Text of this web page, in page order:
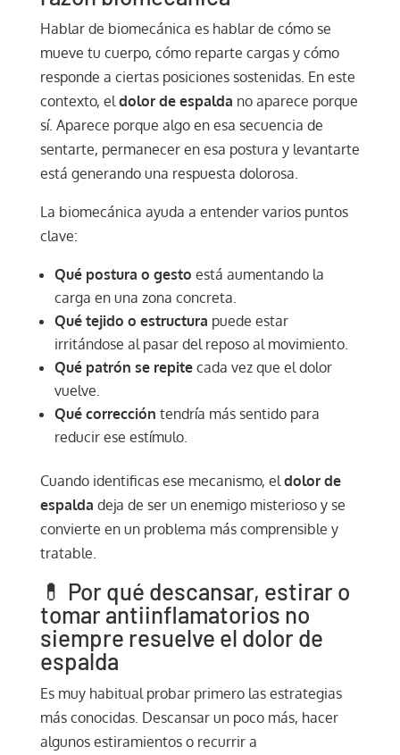
Hablar de biomecánica es hablar de cómo se
mueve tu cuerpo, cómo reparte cargas y cómo
responde a ciertas posiciones sostenidas. En este
contexto, el dolor de espalda no aparece porque
sí. Aparece porque algo en esa secuencia de
sentarte, permanecer en esa postura y levantarte
está generando una respuesta dolorosa.
La biomecánica ayuda a entender varios puntos
clave:
Qué postura o gesto está aumentando la
carga en una zona concreta.
Qué tejido o estructura puede estar
irritándose al pasar del reposo al movimiento.
Qué patrón se repitecada vez que el dolor
vuelve.
Qué corrección tendría más sentido para
reducir ese estímulo.
Cuando identificas ese mecanismo, el dolor de
espalda deja de ser un enemigo misterioso y se
convierte en un problema más comprensible y
tratable.
💊 Por qué descansar, estirar o
tomar antiinflamatorios no
siempre resuelve el dolor de
espalda
Es muy habitual probar primero las estrategias
más conocidas. Descansar un poco más, hacer
algunos estiramientos o recurrir a